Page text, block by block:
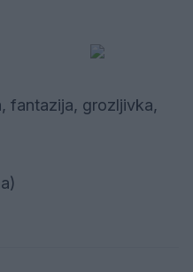
fantazija, grozljivka,